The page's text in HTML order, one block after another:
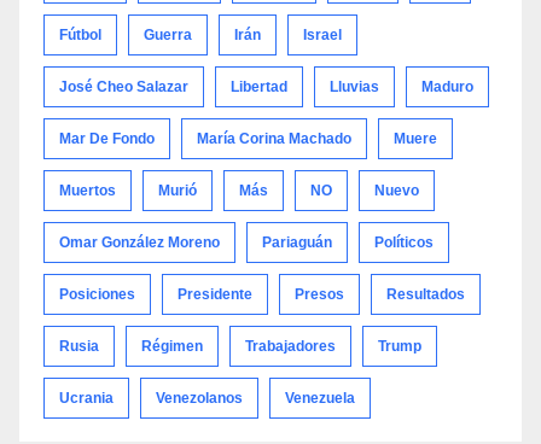
Fútbol Guerra Irán Israel
José Cheo Salazar Libertad Lluvias Maduro
Mar De Fondo María Corina Machado Muere
Muertos Murió Más NO Nuevo
Omar González Moreno Pariaguán Políticos
Posiciones Presidente Presos Resultados
Rusia Régimen Trabajadores Trump
Ucrania Venezolanos Venezuela